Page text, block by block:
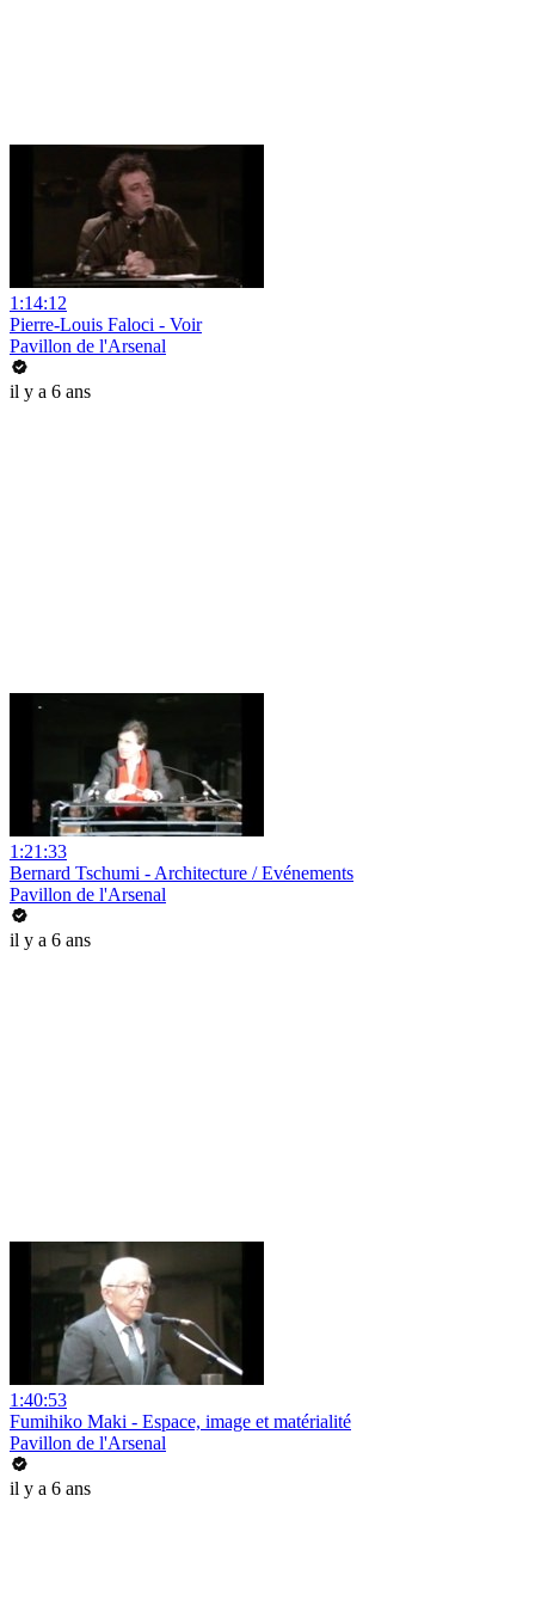
1:14:12
Pierre-Louis Faloci - Voir
Pavillon de l'Arsenal
il y a 6 ans
1:21:33
Bernard Tschumi - Architecture / Evénements
Pavillon de l'Arsenal
il y a 6 ans
1:40:53
Fumihiko Maki - Espace, image et matérialité
Pavillon de l'Arsenal
il y a 6 ans